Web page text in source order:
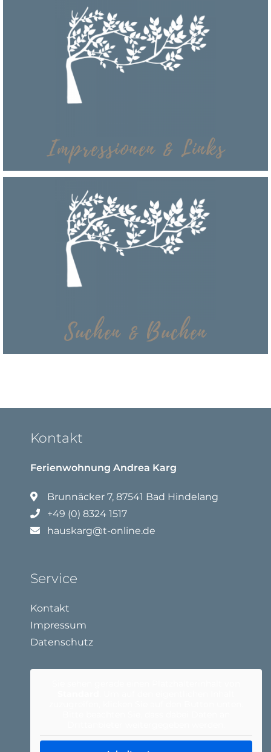
Ferienwohnung
Details zur Ferienwohnung, Bewertungen & der
Impressionen & Links
Impressionen & Links
Eindrücke aus der Umgebung und hilfreiche Links
Suchen & Buchen
Suchen & Buchen
Jetzt direkt hier auf der Website online buchen
Mehr
Kontakt
Ferienwohnung Andrea Karg
Brunnäcker 7, 87541 Bad Hindelang
+49 (0) 8324 1517
hauskarg@t-online.de
Service
Kontakt
Impressum
Datenschutz